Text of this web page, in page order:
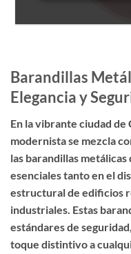
Barandillas
Elegancia y
En la vibrante ciudad
modernista se mezcla
las barandillas
esenciales tanto en el
estructural de edificios
industriales. Estas
estándares de
toque distintivo a